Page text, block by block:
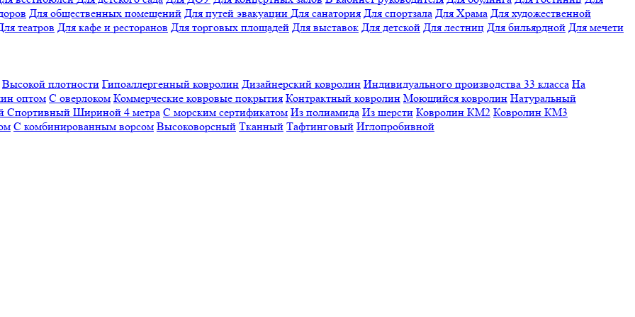
Для общественных помещений Для путей эвакуации Для санатория Для спортзала Для Храма Для художественной
театров Для кафе и ресторанов Для торговых площадей Для выставок Для детской Для лестниц Для бильярдной Для мечети
Высокой плотности Гипоаллергенный ковролин Дизайнерский ковролин Индивидуального производства 33 класса На
оптом С оверлоком Коммерческие ковровые покрытия Контрактный ковролин Моющийся ковролин Натуральный
Спортивный Шириной 4 метра С морским сертификатом Из полиамида Из шерсти Ковролин КМ2 Ковролин КМ3
С комбинированным ворсом Высоковорсный Тканный Тафтинговый Иглопробивной